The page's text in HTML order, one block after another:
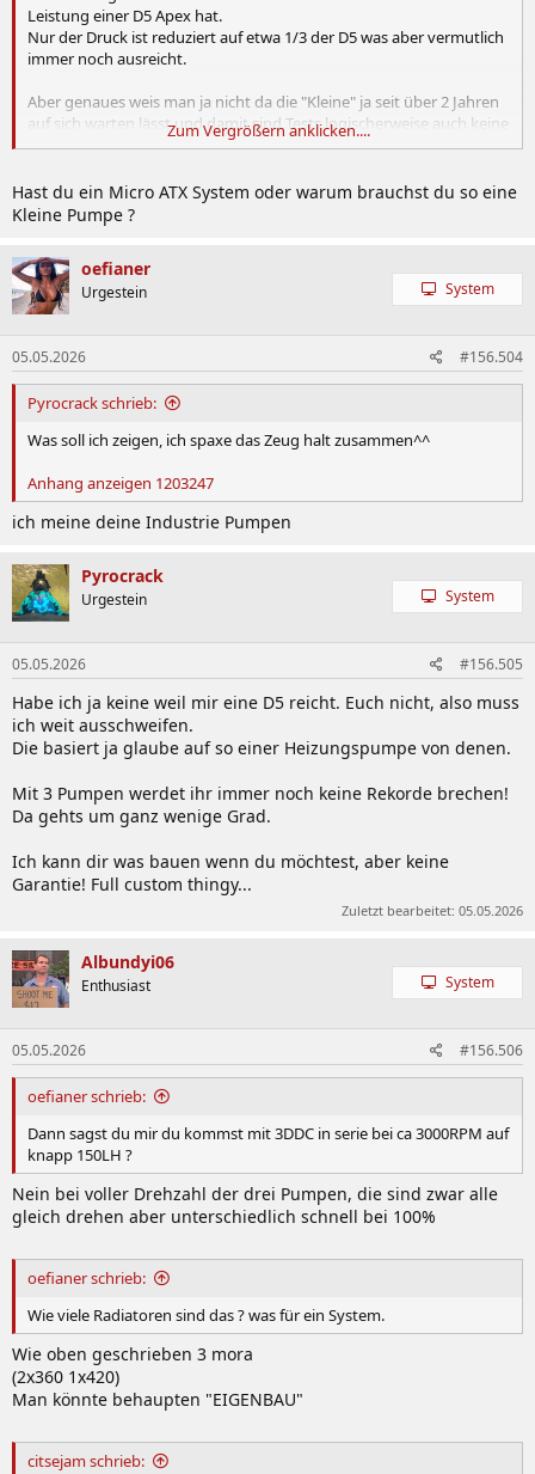
Leistung einer D5 Apex hat.
Nur der Druck ist reduziert auf etwa 1/3 der D5 was aber vermutlich
immer noch ausreicht.
Aber genaues weis man ja nicht da die "Kleine" ja seit über 2 Jahren
auf sich warten lässt und damit sind Tests logischerweise auch keine
möglich.
Für mich kommt sie eh zu spät.
Zum Vergrößern anklicken....
Hast du ein Micro ATX System oder warum brauchst du so eine
Kleine Pumpe ?
oefianer
Urgestein System
05.05.2026 #156.504
Pyrocrack schrieb:
Was soll ich zeigen, ich spaxe das Zeug halt zusammen^^
Anhang anzeigen 1203247
ich meine deine Industrie Pumpen
Pyrocrack
Urgestein System
05.05.2026 #156.505
Habe ich ja keine weil mir eine D5 reicht. Euch nicht, also muss
ich weit ausschweifen.
Die basiert ja glaube auf so einer Heizungspumpe von denen.
Mit 3 Pumpen werdet ihr immer noch keine Rekorde brechen!
Da gehts um ganz wenige Grad.
Ich kann dir was bauen wenn du möchtest, aber keine
Garantie! Full custom thingy...
Zuletzt bearbeitet: 05.05.2026
Albundyi06
Enthusiast System
05.05.2026 #156.506
oefianer schrieb:
Dann sagst du mir du kommst mit 3DDC in serie bei ca 3000RPM auf
knapp 150LH ?
Nein bei voller Drehzahl der drei Pumpen, die sind zwar alle
gleich drehen aber unterschiedlich schnell bei 100%
oefianer schrieb:
Wie viele Radiatoren sind das ? was für ein System.
Wie oben geschrieben 3 mora
(2x360 1x420)
Man könnte behaupten "EIGENBAU"
citsejam schrieb: